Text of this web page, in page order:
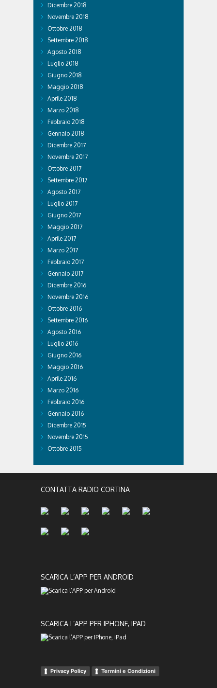
Dicembre 2018
Novembre 2018
Ottobre 2018
Settembre 2018
Agosto 2018
Luglio 2018
Giugno 2018
Maggio 2018
Aprile 2018
Marzo 2018
Febbraio 2018
Gennaio 2018
Dicembre 2017
Novembre 2017
Ottobre 2017
Settembre 2017
Agosto 2017
Luglio 2017
Giugno 2017
Maggio 2017
Aprile 2017
Marzo 2017
Febbraio 2017
Gennaio 2017
Dicembre 2016
Novembre 2016
Ottobre 2016
Settembre 2016
Agosto 2016
Luglio 2016
Giugno 2016
Maggio 2016
Aprile 2016
Marzo 2016
Febbraio 2016
Gennaio 2016
Dicembre 2015
Novembre 2015
Ottobre 2015
CONTATTA RADIO CORTINA
SCARICA L’APP PER ANDROID
SCARICA L’APP PER IPHONE, IPAD
Privacy Policy Termini e Condizioni